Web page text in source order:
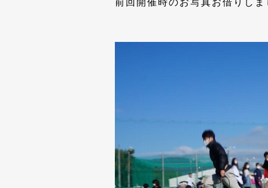
前回開催時のお写真お借りしま